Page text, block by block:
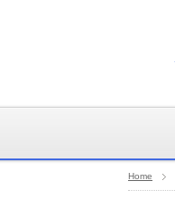
Home